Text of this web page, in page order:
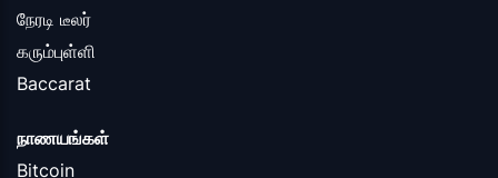
நேரடி டீலர்
கரும்புள்ளி
Baccarat
நாணயங்கள்
Bitcoin